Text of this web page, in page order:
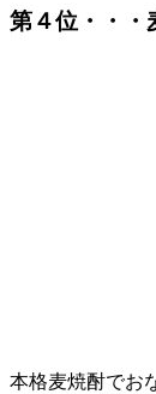
第４位・・・
本格麦焼酎でお